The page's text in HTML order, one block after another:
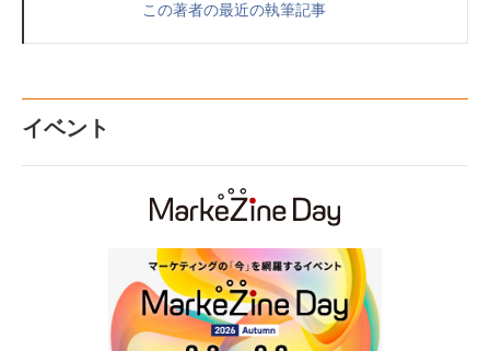
この著者の最近の執筆記事
イベント